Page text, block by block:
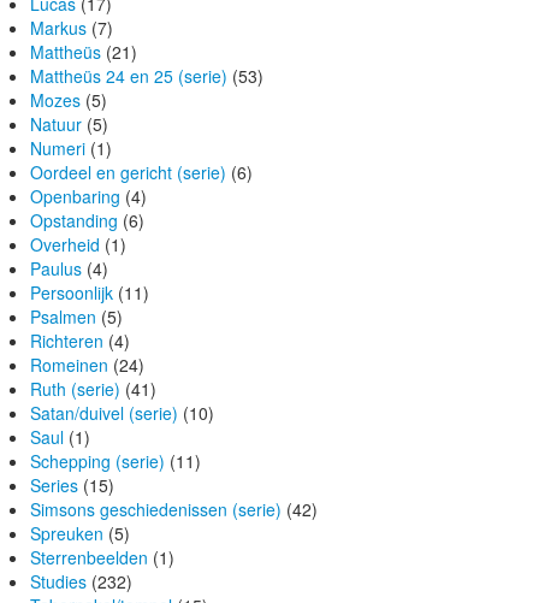
Markus (7)
Mattheüs (21)
Mattheüs 24 en 25 (serie) (53)
Mozes (5)
Natuur (5)
Numeri (1)
Oordeel en gericht (serie) (6)
Openbaring (4)
Opstanding (6)
Overheid (1)
Paulus (4)
Persoonlijk (11)
Psalmen (5)
Richteren (4)
Romeinen (24)
Ruth (serie) (41)
Satan/duivel (serie) (10)
Saul (1)
Schepping (serie) (11)
Series (15)
Simsons geschiedenissen (serie) (42)
Spreuken (5)
Sterrenbeelden (1)
Studies (232)